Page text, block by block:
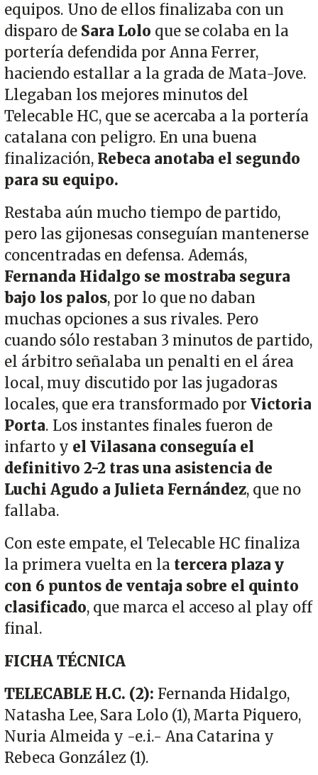
equipos. Uno de ellos finalizaba con un
disparo de Sara Lolo que se colaba en la
portería defendida por Anna Ferrer,
haciendo estallar a la grada de Mata-Jove.
Llegaban los mejores minutos del
Telecable HC, que se acercaba a la portería
catalana con peligro. En una buena
finalización, Rebeca anotaba el segundo
para su equipo.
Restaba aún mucho tiempo de partido,
pero las gijonesas conseguían mantenerse
concentradas en defensa. Además,
Fernanda Hidalgo se mostraba segura
bajo los palos, por lo que no daban
muchas opciones a sus rivales. Pero
cuando sólo restaban 3 minutos de partido,
el árbitro señalaba un penalti en el área
local, muy discutido por las jugadoras
locales, que era transformado porVictoria
Porta. Los instantes finales fueron de
infarto y el Vilasana conseguía el
definitivo 2-2 tras una asistencia de
Luchi Agudo a Julieta Fernández, que no
fallaba.
Con este empate, el Telecable HC finaliza
la primera vuelta en latercera plaza y
con 6 puntos de ventaja sobre el quinto
clasificado, que marca el acceso al play off
final.
FICHA TÉCNICA
TELECABLE H.C. (2): Fernanda Hidalgo,
Natasha Lee, Sara Lolo (1), Marta Piquero,
Nuria Almeida y -e.i.- Ana Catarina y
Rebeca González (1).